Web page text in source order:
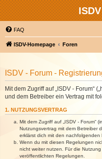
FAQ
ISDV-Homepage Foren
ISDV - Forum -
Mit dem Zugriff auf „ISDV - Forum“
und dem Betreiber ein Vertrag mit
1. NUTZUNGSVERTRAG
Mit dem Zugriff auf „ISDV - Forum“
Nutzungsvertrag mit dem Betreiber
erklärst dich mit den nachfolgenden
Wenn du mit diesen Regelungen
nicht weiter nutzen. Für die
veröffentlichten Regelungen.